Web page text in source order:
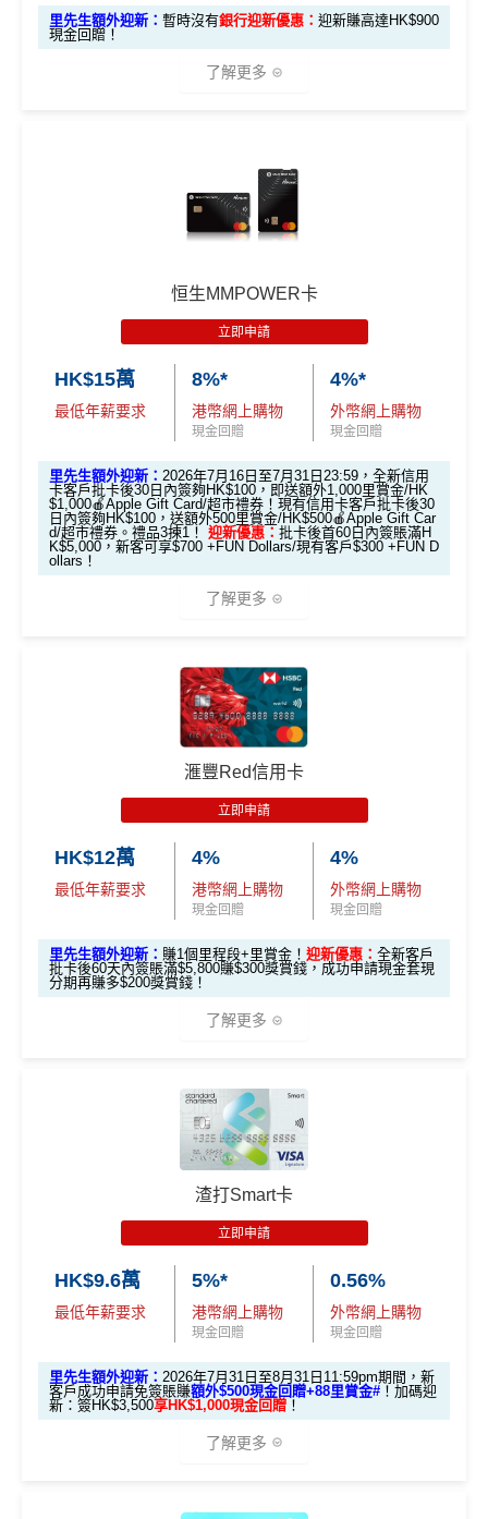
里先生額外迎新： 暫時沒有銀行迎新優惠： 迎新賺高達HK$900
現金回贈！
了解更多
購卡回贈率最有競爭力嘅卡之一。呢張卡喺日本簽賬仲有
3%回贈🇯🇵！對鐘意去日本旅行嘅你嚟講，絕對係慳錢
AEON WAKUWAKU信用卡
AEON CARD WAKUWAKU迎新合共享高
達HK$1,038
迎新資格：
過去12個月內未曾持有任何有效之 AEON
信用卡（包括尚未確認之信用卡）
優惠期：2026年7月10日至7月31日
1. 經「AEON HK」手機App成功申請可享
HK$200 回贈
優惠期：2026年7月10日至7月31日
經「AEON HK」手機App申請信用卡，並輸入
賞金 + 新會員註冊38里賞金)
MrMiles.hk/aeon-wakuwaku-form/
2. 指定類別簽賬可享高達HK$200回贈
合資格客戶於發卡後首60天內於以下四大類別簽賬，
指定類別包括：
「八達通自動增值」服務
交租金
於商戶設定每月自動轉賬，並完成一次自動轉
3. Apple Pay及Google Pay簽賬享高達1
0%回贈，高達HK$500回贈
合資格客戶於發卡後首60天內憑卡簽賬消費或成功辦
理信用卡免息分期計劃滿HK$8,000或以上，當中透過
Apple Pay及Google Pay簽賬可享高達10%回贈
HK$500回贈！
以上加埋，迎新期內合共可享高達
立即下載「AEON HK」手機App並輸入：
MILEWAKU
恒生MMPOWER卡
立即申請
HK$15萬
最低年薪要求
8%*
港幣網上購物
現金回贈
4%*
外幣網上購物
現金回贈
里先生額外迎新： 2026年7月16日至7月31日23:59，全新信用
卡客戶批卡後30日內簽夠HK$100，即送額外1,000里賞金/HK
$1,000🍎Apple Gift Card/超市禮券！現有信用卡客戶批卡後30
日內簽夠HK$100，送額外500里賞金/HK$500🍎Apple Gift Car
d/超市禮券。禮品3揀1！ 迎新優惠： 批卡後首60日內簽賬滿H
K$5,000，新客可享$700 +FUN Dollars/現有客戶$300 +FUN D
ollars！
了解更多
（由2023年7月22日開始，恒生MMPOWER World Mast
用+Fun Dollars找卡數！）
推廣期：2026年7月16日至7月31日23:59
經里先生申請恒生MMPOWER World Mastercard
全新信用卡客戶*批卡後30日內簽夠HK$100，
送額外1,000里賞金/HK$1,000🍎Apple Gift Car
現有信用卡客戶批卡後30日內簽夠HK$100，送
額外500里賞金/HK$500🍎Apple Gift Card/超
MrMiles.hk/mpower-form
申請後記得盡快填form先有額外獎賞㗎！
≈ HK$1，可兌換FPS轉數快回贈！
4月17日或之前申請，填表呢邊：https://forms.gle/rPueeq
aPvoCRjPBh9 基本迎新：
推廣期：2026年1月1日至12月31日
迎新優惠：批卡後60日內累積簽賬滿HK$5,000，新客
+FUN Dollars
迎舊優惠：現有恒生卡客戶都有$300 +FUN Dollars！
全日制大學/大專學生於批卡後首60日內累積簽賬滿HK
$2,000都有迎新優惠！
海外外幣簽賬可享高達6% +FUN Dollars回贈
滙豐Red信用卡
立即申請
HK$12萬
最低年薪要求
4%
港幣網上購物
現金回贈
4%
外幣網上購物
現金回贈
里先生額外迎新： 賺1個里程段+里賞金！ 迎新優惠： 全新客戶
批卡後60天內簽賬滿$5,800賺$300獎賞錢，成功申請現金套現
分期再賺多$200獎賞錢！
了解更多
滙豐 Red Card申請網址：MrMiles.hk/hsbc-red-apply
申請完填Form
MrMiles.hk/hsbc-red-for
里賞金 ❗️（由里先生派出🎯38新會員額
#每1里賞金 ≈ HK$1，可兌換FPS轉數快回贈！詳情
es.hk/mmcredit
全新信用卡客戶基本迎新：
基本迎新賺$300 「獎賞錢」
啟動新卡後再成功申請「現金套現」分期計劃，獲批
金額達港幣20,000元或以上，並選擇12個月或以上還
加總以上，迎新合共賺高達$500「獎賞錢」(相等於5,0
渣打Smart卡
立即申請
HK$9.6萬
最低年薪要求
5%*
港幣網上購物
現金回贈
0.56%
外幣網上購物
現金回贈
里先生額外迎新： 2026年7月31日至8月31日11:59pm期間，新
客戶成功申請免簽賬賺額外$500現金回贈+88里賞金# ！ 加碼迎
新：簽HK$3,500享HK$1,000現金回贈 ！
了解更多